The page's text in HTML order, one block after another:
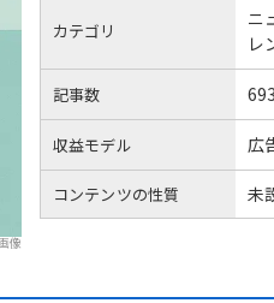
像
カテゴリ
ニ
レ
記事数 693
収益モデル 広
コンテンツの性質 未